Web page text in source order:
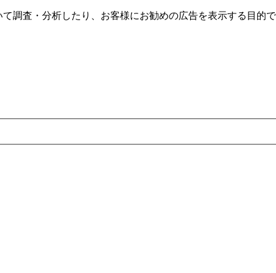
調査・分析したり、お客様にお勧めの広告を表⽰する⽬的